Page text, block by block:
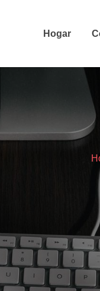
Hogar